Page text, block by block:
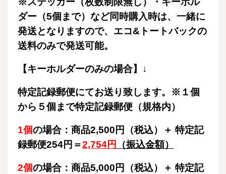
ダー（5個まで）など同時購入時は、一緒に
発送となりますので、エコ&トートバックの
送料のみで発送可能。
【キーホルダーのみの場合】↓
特定記録郵便にてお送り致します。※１個
から５個まで特定記録郵便（規格内）
1個の場合：商品2,500円（税込）＋ 特定記
録郵便254円＝2,754円 （振込金額）
2個の場合：商品5,000円（税込）＋ 特定記